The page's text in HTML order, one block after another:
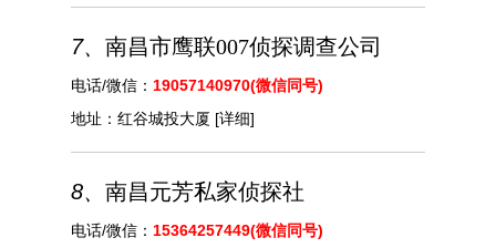
7、 南昌市鹰联007侦探调查公司
电话/微信： 19057140970(微信同号)
地址： 红谷城投大厦 [详细]
8、 南昌元芳私家侦探社
电话/微信： 15364257449(微信同号)